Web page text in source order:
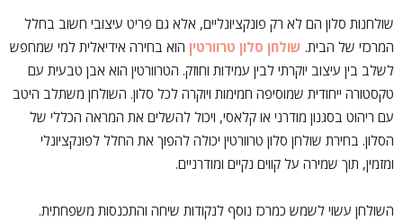
שולחנות סלון הם לא רק פונקציונליים, אלא גם פריט עיצובי חשוב בחלל
המרכזי של הבית. שולחן סלון טרוורטין הוא בחירה אידיאלית למי שמחפש
לשלב בין עיצוב יוקרתי לבין עמידות וחוזק. הטרוורטין הוא אבן טבעית עם
טקסטורה ייחודית שמוסיפה חמימות ויוקרה לכל סלון. השולחן משתלב היטב
עם ריהוט בסגנון מודרני או קלאסי, ויכול להשלים את המראה הכללי של
הסלון. בחירת שולחן סלון טרוורטין יכולה להפוך את החלל לפונקציונלי
ומזמין, תוך שמירה על קווים נקיים ומודרניים.
השולחן עשוי לשמש כמרכז נוסף לנקודות שיחה והתכנסות משפחתית.